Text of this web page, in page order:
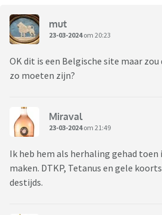
mut
23-03-2024om 20:23
OK dit is een Belgische site maar
zo moeten zijn?
Miraval
23-03-2024om 21:49
Ik heb hem als herhaling gehad toen
maken. DTKP, Tetanus en gele
destijds.